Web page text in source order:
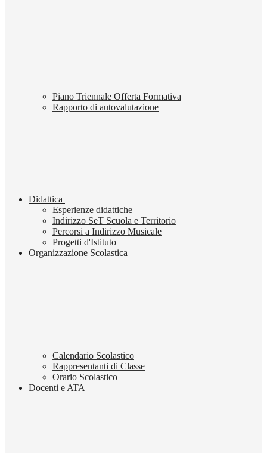
Piano Triennale Offerta Formativa
Rapporto di autovalutazione
Didattica
Esperienze didattiche
Indirizzo SeT Scuola e Territorio
Percorsi a Indirizzo Musicale
Progetti d'Istituto
Organizzazione Scolastica
Calendario Scolastico
Rappresentanti di Classe
Orario Scolastico
Docenti e ATA